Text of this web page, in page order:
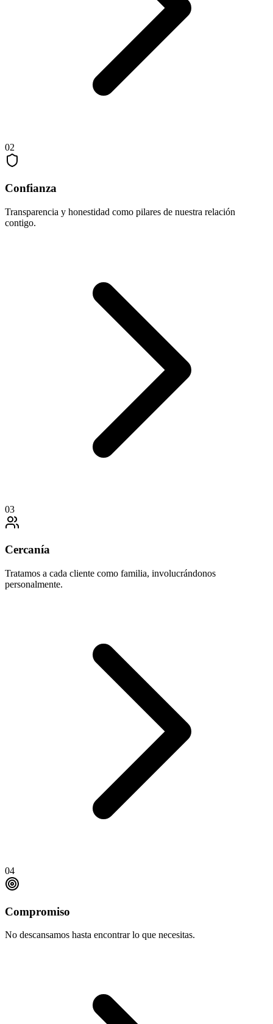
02
Confianza
Transparencia y honestidad como pilares de nuestra relación
contigo.
03
Cercanía
Tratamos a cada cliente como familia, involucrándonos
personalmente.
04
Compromiso
No descansamos hasta encontrar lo que necesitas.